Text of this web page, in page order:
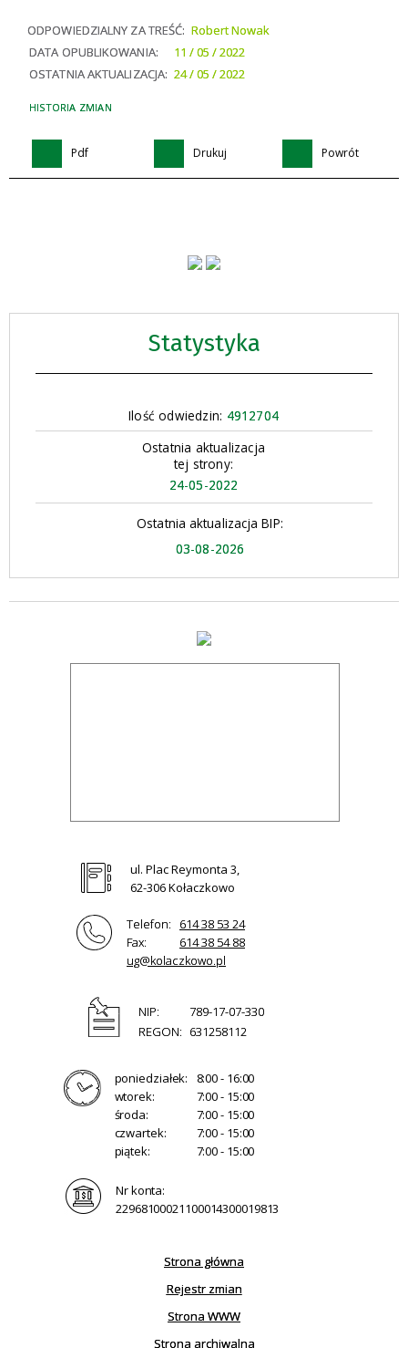
Statystyka
Ilość odwiedzin: 4912704
Ostatnia aktualizacja
tej strony:
24-05-2022
Ostatnia aktualizacja BIP:
03-08-2026
ODPOWIEDZIALNY ZA TREŚĆ: Robert Nowak
DATA OPUBLIKOWANIA:
11 / 05 / 2022
OSTATNIA AKTUALIZACJA: 24 / 05 / 2022
HISTORIA ZMIAN
Pdf Drukuj Powrót
ul. Plac Reymonta 3,
62-306 Kołaczkowo
Telefon:
614 38 53 24
Fax:
614 38 54 88
ug@kolaczkowo.pl
NIP:
789-17-07-330
REGON: 631258112
poniedziałek:
8:00 - 16:00
wtorek:
7:00 - 15:00
środa:
7:00 - 15:00
czwartek:
7:00 - 15:00
piątek:
7:00 - 15:00
Nr konta:
22968100021100014300019813
Strona główna
Rejestr zmian
Strona WWW
Strona archiwalna